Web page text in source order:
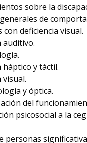
sobre la
de
con deficiencia visual.
auditivo.
háptico y táctil.
visual.
y óptica.
del
psicosocial a la
personas